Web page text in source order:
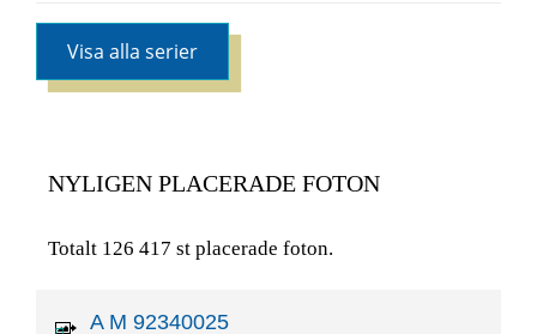
Visa alla serier
NYLIGEN PLACERADE FOTON
Totalt 126 417 st placerade foton.
A M 92340025